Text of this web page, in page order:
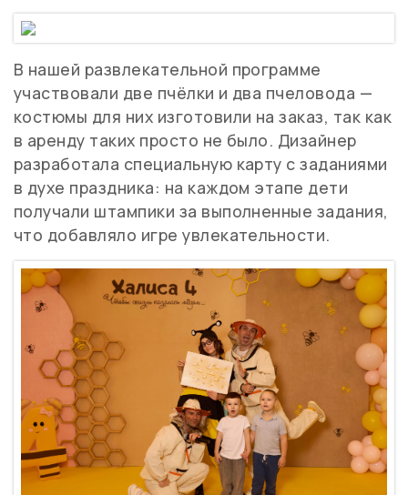
В нашей развлекательной программе
участвовали две пчёлки и два пчеловода —
костюмы для них изготовили на заказ, так как
в аренду таких просто не было. Дизайнер
разработала специальную карту с заданиями
в духе праздника: на каждом этапе дети
получали штампики за выполненные задания,
что добавляло игре увлекательности.